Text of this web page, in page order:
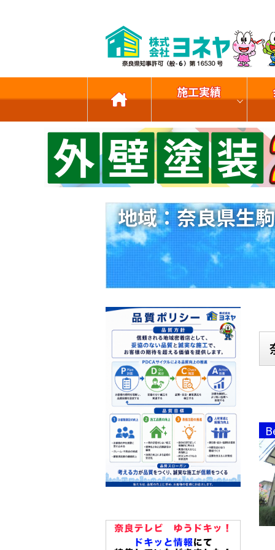
施工実績
地域：奈良県